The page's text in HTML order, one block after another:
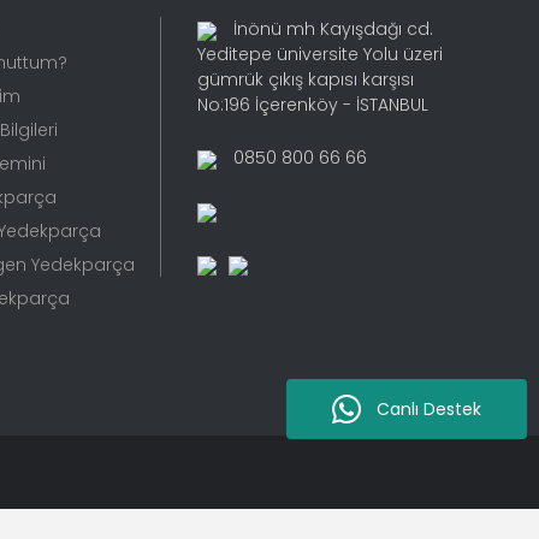
Yedekparça
İnönü mh Kayışdağı cd.
Yeditepe üniversite Yolu üzeri
gümrük çıkış kapısı karşısı
No:196 İçerenköy - İSTANBUL
0850 800 66 66
Canlı Destek